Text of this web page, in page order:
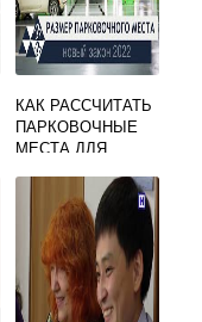
КАК РАССЧИТАТЬ
ПАРКОВОЧНЫЕ
МЕСТА ДЛЯ